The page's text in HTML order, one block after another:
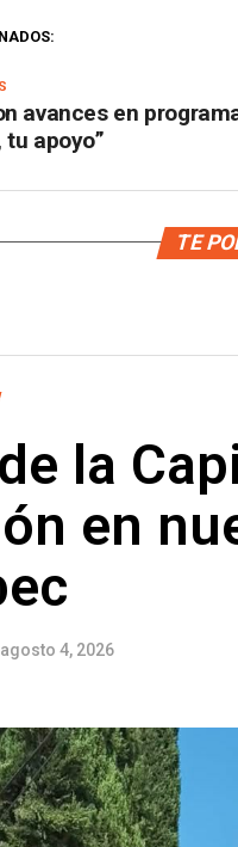
avances en
tu apoyo”
TE
la
en
agosto 4, 2026